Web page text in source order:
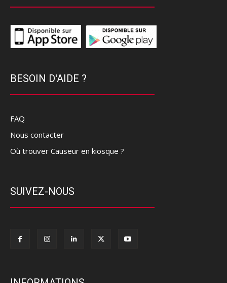
BESOIN D'AIDE ?
FAQ
Nous contacter
Où trouver Causeur en kiosque ?
SUIVEZ-NOUS